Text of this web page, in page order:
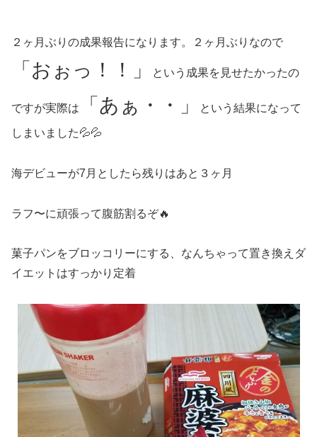
２ヶ月ぶりの成果報告になります。２ヶ月ぶりなので
「おぉっ！！」 という成果を見せたかったの
ですが実際は 「あぁ・・」 という結果になって
しまいました💦💦
海デビューが7月としたら残りはあと３ヶ月
ラフ〜に頑張って腹筋割るぞ🔥
菓子パンをブロッコリーにする、なんちゃって置き換えダ
イエットはすっかり定着